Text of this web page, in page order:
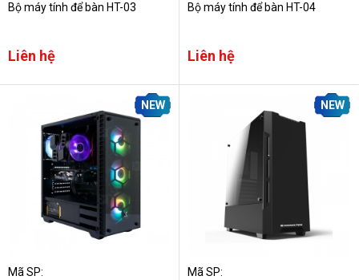
Bộ máy tính để bàn HT-03
Liên hệ
Bộ máy tính để bàn HT-04
Liên hệ
NEW
Mã SP:
NEW
Mã SP: